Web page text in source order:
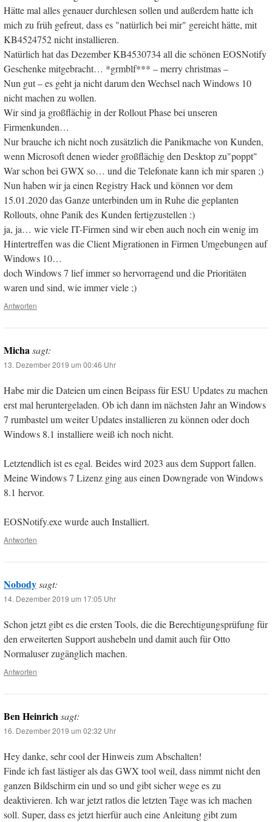
Hätte mal alles genauer durchlesen sollen und außerdem hatte ich
mich zu früh gefreut, dass es "natürlich bei mir" gereicht hätte, mit
KB4524752 nicht installieren.
Natürlich hat das Dezember KB4530734 all die schönen EOSNotify
Geschenke mitgebracht… *grmblf*** – merry christmas –
Nun gut – es geht ja nicht darum den Wechsel nach Windows 10
nicht machen zu wollen.
Wir sind ja großflächig in der Rollout Phase bei unseren
Firmenkunden…
Nur brauche ich nicht noch zusätzlich die Panikmache von Kunden,
wenn Microsoft denen wieder großflächig den Desktop zu"poppt"
War schon bei GWX so… und die Telefonate kann ich mir sparen ;)
Nun haben wir ja einen Registry Hack und können vor dem
15.01.2020 das Ganze unterbinden um in Ruhe die geplanten
Rollouts, ohne Panik des Kunden fertigzustellen :)
ja, ja… wie viele IT-Firmen sind wir eben auch noch ein wenig im
Hintertreffen was die Client Migrationen in Firmen Umgebungen auf
Windows 10…
doch Windows 7 lief immer so hervorragend und die Prioritäten
waren und sind, wie immer viele ;)
Antworten
Michasagt:
13. Dezember 2019 um 00:46 Uhr
Habe mir die Dateien um einen Beipass für ESU Updates zu machen
erst mal heruntergeladen. Ob ich dann im nächsten Jahr an Windows
7 rumbastel um weiter Updates installieren zu können oder doch
Windows 8.1 installiere weiß ich noch nicht.
Letztendlich ist es egal. Beides wird 2023 aus dem Support fallen.
Meine Windows 7 Lizenz ging aus einen Downgrade von Windows
8.1 hervor.
EOSNotify.exe wurde auch Installiert.
Antworten
Nobodysagt:
14. Dezember 2019 um 17:05 Uhr
Schon jetzt gibt es die ersten Tools, die die Berechtigungsprüfung für
den erweiterten Support aushebeln und damit auch für Otto
Normaluser zugänglich machen.
Antworten
Ben Heinrichsagt:
16. Dezember 2019 um 02:32 Uhr
Hey danke, sehr cool der Hinweis zum Abschalten!
Finde ich fast lästiger als das GWX tool weil, dass nimmt nicht den
ganzen Bildschirm ein und so und gibt sicher wege es zu
deaktivieren. Ich war jetzt ratlos die letzten Tage was ich machen
soll. Super, dass es jetzt hierfür auch eine Anleitung gibt zum